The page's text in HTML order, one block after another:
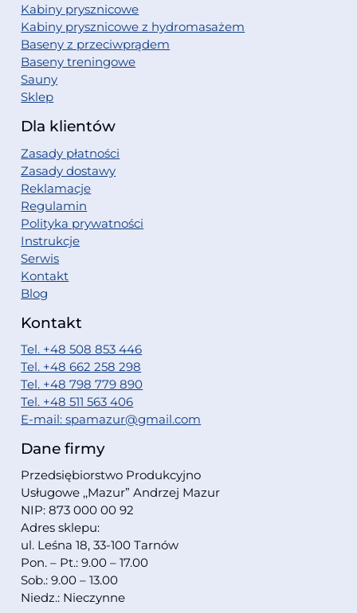
Kabiny prysznicowe
Kabiny prysznicowe z hydromasażem
Baseny z przeciwprądem
Baseny treningowe
Sauny
Sklep
Dla klientów
Zasady płatności
Zasady dostawy
Reklamacje
Regulamin
Polityka prywatności
Instrukcje
Serwis
Kontakt
Blog
Kontakt
Tel. +48 508 853 446
Tel. +48 662 258 298
Tel. +48 798 779 890
Tel. +48 511 563 406
E-mail: spamazur@gmail.com
Dane firmy
Przedsiębiorstwo Produkcyjno
Usługowe ,,Mazur” Andrzej Mazur
NIP: 873 000 00 92
Adres sklepu:
ul. Leśna 18, 33-100 Tarnów
Pon. – Pt.: 9.00 – 17.00
Sob.: 9.00 – 13.00
Niedz.: Nieczynne